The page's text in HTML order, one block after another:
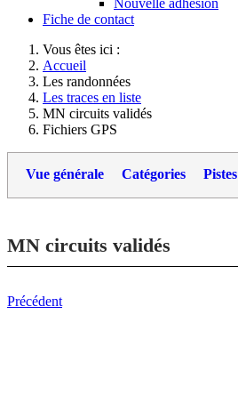
Nouvelle adhésion
Fiche de contact
Vous êtes ici :
Accueil
Les randonnées
Les traces en liste
MN circuits validés
Fichiers GPS
Vue générale Catégories Pistes
MN circuits validés
Précédent